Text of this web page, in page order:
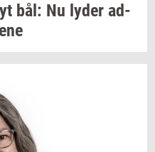
bål: Nu lyder ad­